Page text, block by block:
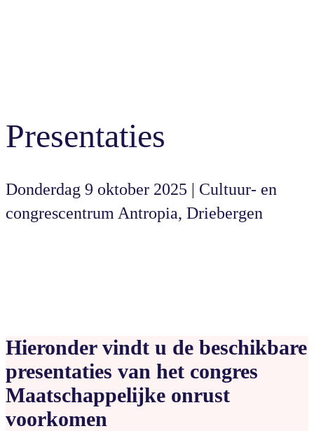
Presentaties
Donderdag 9 oktober 2025 | Cultuur- en
congrescentrum Antropia, Driebergen
Hieronder vindt u de beschikbare
presentaties van het congres
Maatschappelijke onrust
voorkomen